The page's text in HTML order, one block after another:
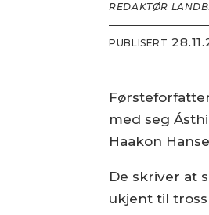
REDAKTØR
PUBLISERT
med seg
Haakon
De skriver at
ukjent til